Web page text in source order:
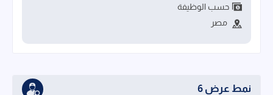
حسب الوظيفة
مصر
نمط عرض 6